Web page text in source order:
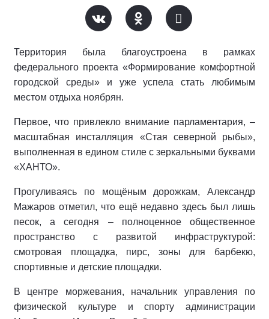
Территория была благоустроена в рамках
федерального проекта «Формирование комфортной
городской среды» и уже успела стать любимым
местом отдыха ноябрян.
Первое, что привлекло внимание парламентария, –
масштабная инсталляция «Стая северной рыбы»,
выполненная в едином стиле с зеркальными буквами
«ХАНТО».
Прогуливаясь по мощёным дорожкам, Александр
Мажаров отметил, что ещё недавно здесь был лишь
песок, а сегодня – полноценное общественное
пространство с развитой инфраструктурой:
смотровая площадка, пирс, зоны для барбекю,
спортивные и детские площадки.
В центре моржевания, начальник управления по
физической культуре и спорту администрации